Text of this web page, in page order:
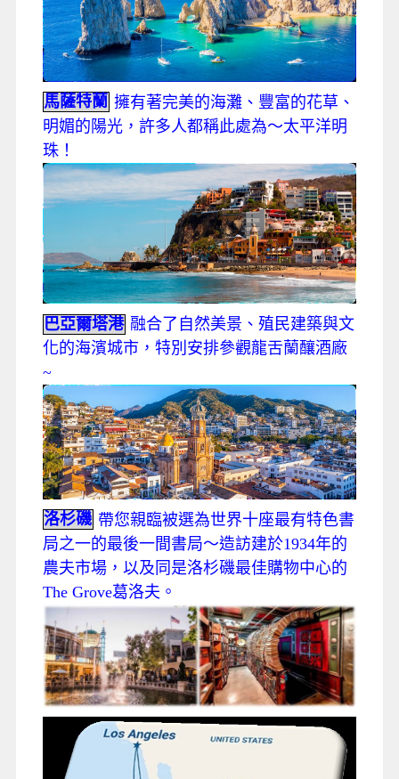
馬薩特蘭 擁有著完美的海灘、豐富的花草、
明媚的陽光，許多人都稱此處為～太平洋明
珠！
巴亞爾塔港 融合了自然美景、殖民建築與文
化的海濱城市，特別安排參觀龍舌蘭釀酒廠
~
洛杉磯 帶您親臨被選為世界十座最有特色書
局之一的最後一間書局～造訪建於1934年的
農夫市場，以及同是洛杉磯最佳購物中心的
The Grove葛洛夫。